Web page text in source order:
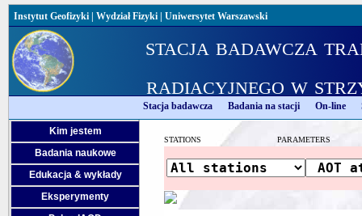
Instytut Geofizyki | Wydział Fizyki | Uniwersytet Warszawski
stacja badawcza
radiacyjnego w
Stacja badawcza Badania na stacji On-line
Kim jestem
Badania naukowe
Edukacja & wykłady
Eksperymenty
STATIONS PARAMETERS